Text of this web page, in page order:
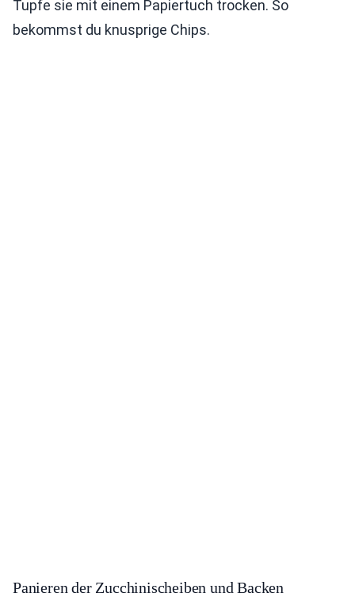
Tupfe sie mit einem Papiertuch trocken. So
bekommst du knusprige Chips.
Panieren der Zucchinischeiben und Backen